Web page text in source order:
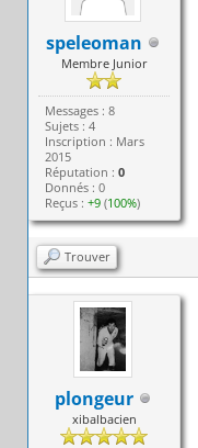
speleoman
Membre Junior
Messages : 8
Sujets : 4
Inscription : Mars
2015
Réputation :0
Donnés : 0
Reçus :+9 (100%)
Trouver
plongeur
xibalbacien